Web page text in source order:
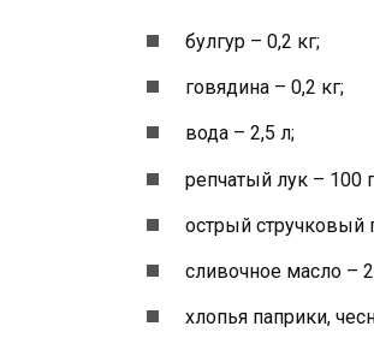
булгур – 0,2 кг;
говядина – 0,2 кг;
вода – 2,5 л;
репчатый лук – 100
острый стручковый
сливочное масло –
хлопья паприки,